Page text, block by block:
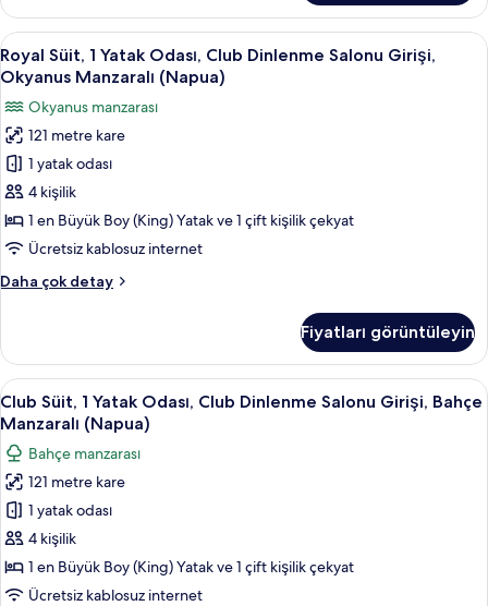
için
tüm
fotoğrafları
görün
Odası,
Club
Dinlenme
Salonu
Girişi,
Okyanus
Manzaralı
(Napua
Nani)
hakkında
fazla
detay
Royal
Süit,
Yatak
Odası,
Club
Dinlenme
Salonu
Girişi,
Manzaralı
tüm
fotoğrafları
görün
Royal Süit, 1 Yatak Odası, Club
3
Royal Süit, 1 Yatak Odası, Club Dinlenme Salonu Girişi,
Okyanus Manzaralı (Napua)
Okyanus manzarası
121 metre kare
1 yatak odası
4 kişilik
1 en Büyük Boy (King) Yatak ve 1 çift kişilik çekyat
Ücretsiz kablosuz internet
Daha çok detay
Royal
Odası,
Club
Dinlenme
Salonu
Okyanus
Manzaralı
(Napua)
hakkında
daha
detay
Fiyatları görüntüleyin
Club
Süit,
Yatak
Odası,
Club
Dinlenme
Salonu
Girişi,
5
Club Süit, 1 Yatak Odası, Club Dinlenme Salonu Girişi, Bahçe
Manzaralı (Napua)
Bahçe manzarası
121 metre kare
1 yatak odası
4 kişilik
1 en Büyük Boy (King) Yatak ve 1 çift kişilik çekyat
Ücretsiz kablosuz internet